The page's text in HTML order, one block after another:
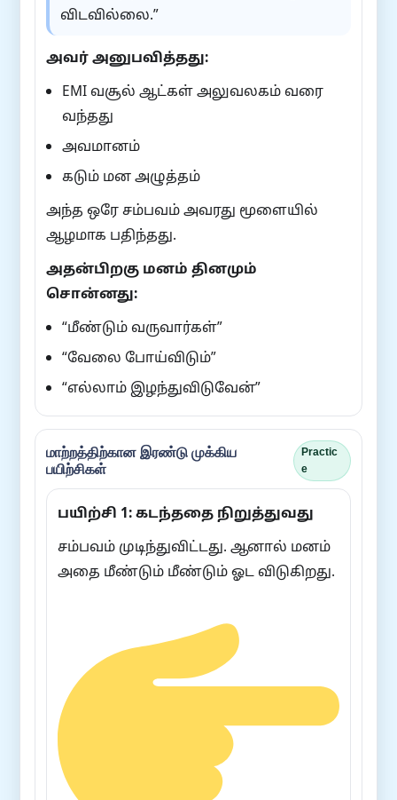
விடவில்லை.”
அவர் அனுபவித்தது:
EMI வசூல் ஆட்கள் அலுவலகம் வரை
வந்தது
அவமானம்
கடும் மன அழுத்தம்
அந்த ஒரே சம்பவம் அவரது மூளையில்
ஆழமாக பதிந்தது.
அதன்பிறகு மனம் தினமும்
சொன்னது:
“மீண்டும் வருவார்கள்”
“வேலை போய்விடும்”
“எல்லாம் இழந்துவிடுவேன்”
மாற்றத்திற்கான இரண்டு முக்கிய
பயிற்சிகள்
Practic
e
பயிற்சி 1: கடந்ததை நிறுத்துவது
சம்பவம் முடிந்துவிட்டது. ஆனால் மனம்
அதை மீண்டும் மீண்டும் ஓட விடுகிறது.